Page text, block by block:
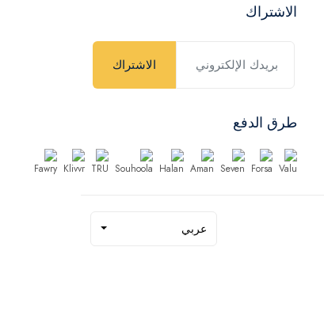
الاشتراك
الاشتراك
طرق الدفع
عربي